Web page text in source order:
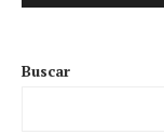
Buscar